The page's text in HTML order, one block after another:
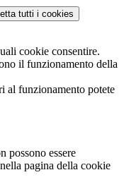
tutti i cookies
cookie consentire.
il funzionamento della
al funzionamento potete
possono essere
pagina della cookie